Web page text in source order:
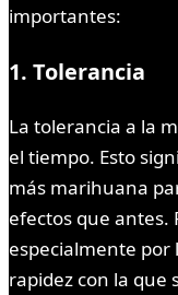
importantes:
1. Tolerancia
La tolerancia a la
el tiempo. Esto
más marihuana
efectos que antes.
especialmente
rapidez con la que